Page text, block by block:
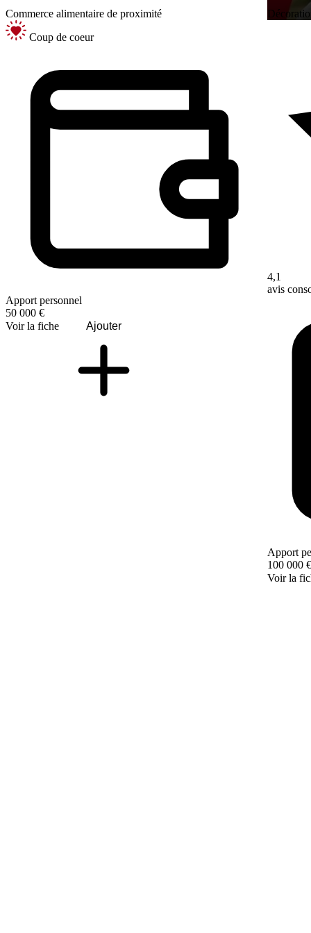
Commerce alimentaire de proximité
Coup de coeur
Apport personnel
50 000 €
Voir la fiche
Ajouter
4,1
avis
Apport
100 000 €
Voir la